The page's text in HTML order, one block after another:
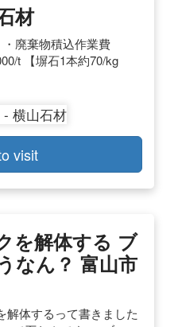
材
・廃棄物積込作業費
t 【塀石1本約70/kg
visit
を解体する ブ
なん？ 富山市
解体するって書きました